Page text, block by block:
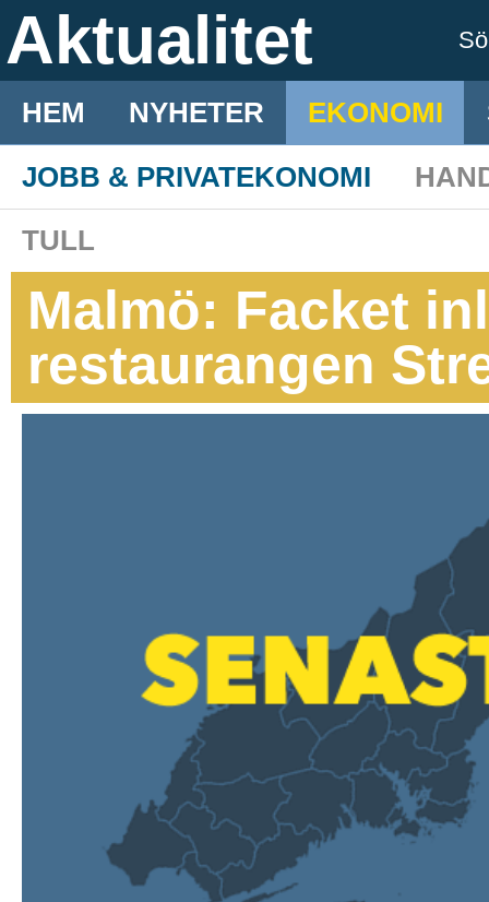
Aktualitet
HEM NYHETER EKONOMI
JOBB & PRIVATEKONOMI
TULL
Malmö: Facket
restaurangen